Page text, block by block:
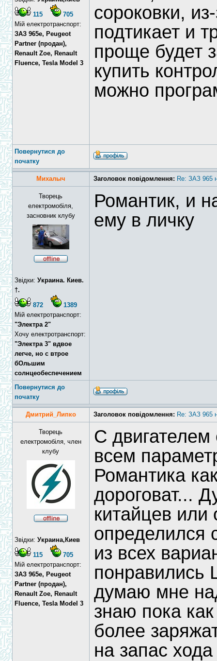
115
705
Мій електротранспорт:
ЗАЗ 965e, Peugeot
Partner (продан),
Renault Zoe, Renault
Fluence, Tesla Model 3
сороковки,
подтикает и
проще будет
купить
можно
Повернутися до
початку
Михалыч Заголовок повідомлення: Re: ЗАЗ 965
Творець
електромобіля,
засновник клубу
Звідки: Украина. Киев.
†.
872
1389
Мій електротранспорт:
"Электра 2"
Хочу електротранспорт:
"Электра 3" вдвое
легче, но с втрое
бОльшим
солнцеобеспечением
Романтик, и
ему в личку
Повернутися до
початку
Дмитрий_Липко Заголовок повідомлення: Re: ЗАЗ 965
Творець
електромобіля, член
клубу
Звідки: Украина,Киев
115
705
Мій електротранспорт:
ЗАЗ 965e, Peugeot
Partner (продан),
Renault Zoe, Renault
Fluence, Tesla Model 3
С
всем
Романтика
дороговат...
китайцев или
определился
из всех
понравились
думаю мне
знаю пока
более
на запас